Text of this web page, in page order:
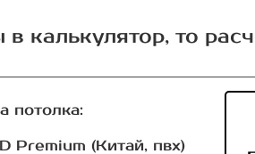
калькулятор, то
потолка:
Premium (Китай, пвх)